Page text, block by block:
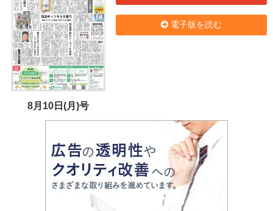
8月10日(月)号
電子版を読む